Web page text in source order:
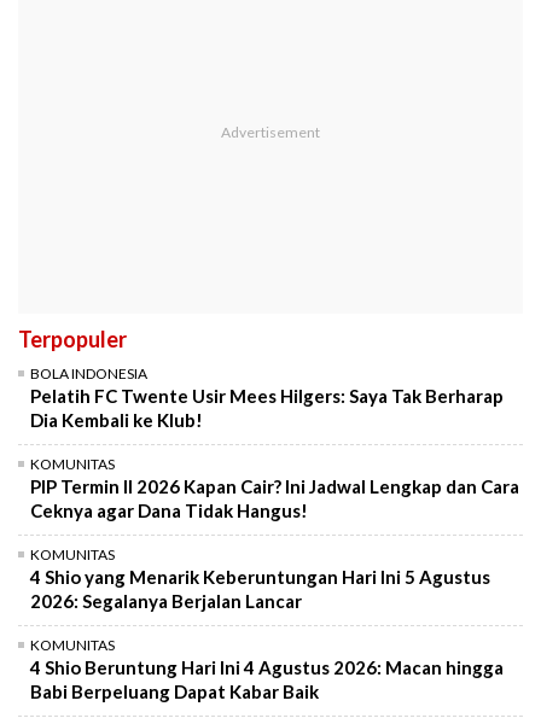
Terpopuler
BOLA INDONESIA
Pelatih FC Twente Usir Mees Hilgers: Saya Tak Berharap
Dia Kembali ke Klub!
KOMUNITAS
PIP Termin II 2026 Kapan Cair? Ini Jadwal Lengkap dan Cara
Ceknya agar Dana Tidak Hangus!
KOMUNITAS
4 Shio yang Menarik Keberuntungan Hari Ini 5 Agustus
2026: Segalanya Berjalan Lancar
KOMUNITAS
4 Shio Beruntung Hari Ini 4 Agustus 2026: Macan hingga
Babi Berpeluang Dapat Kabar Baik